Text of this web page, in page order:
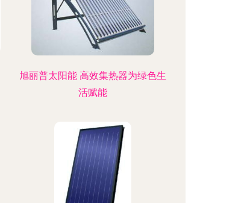
旭丽普太阳能 高效集热器为绿色生
活赋能